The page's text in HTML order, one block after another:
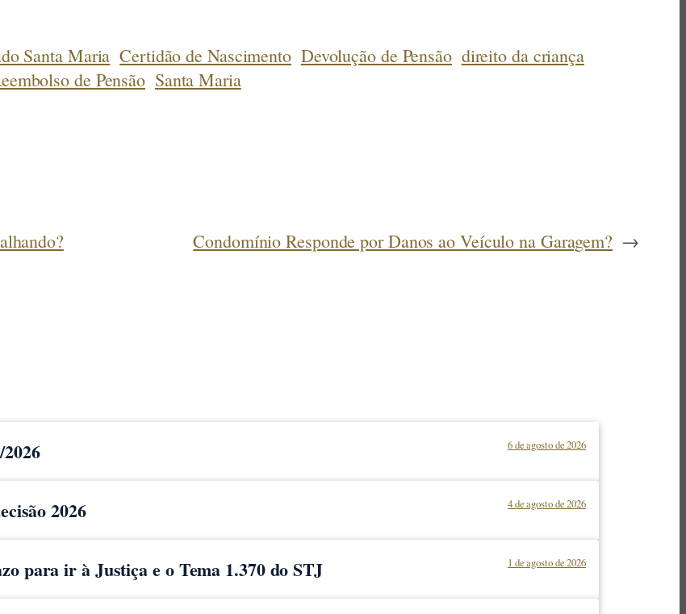
Santa Maria Certidão de Nascimento Devolução de Pensão direito da criança
de Pensão Santa Maria
Condomínio Responde por Danos ao Veículo na Garagem? →
6 de agosto de 2026
2026 4 de agosto de 2026
para ir à Justiça e o Tema 1.370 do STJ 1 de agosto de 2026